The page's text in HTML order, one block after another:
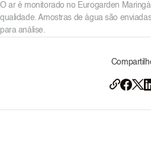
O ar é monitorado no Eurogarden
qualidade. Amostras de água são
para análise.